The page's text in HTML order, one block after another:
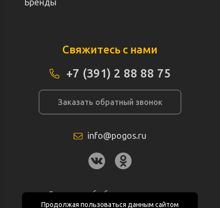
Продолжая пользоваться данным сайтом
Бренды
Свяжитесь с нами
+7 (391) 2 88 88 75
Заказать обратный звонок
info@pogos.ru
Согласие на обработку персональных
данных